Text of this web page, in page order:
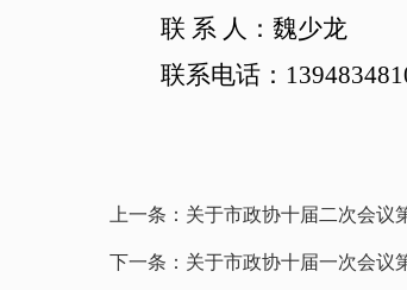
联 系 人： 魏少龙
联系电话：
上一条： 关于市政协十届二次会议
下一条： 关于市政协十届一次会议